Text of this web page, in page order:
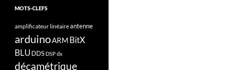
MOTS-CLEFS
amplificateur linéaireantenne
arduinoARM BitX
BLU DDS DSPdx
décamétrique